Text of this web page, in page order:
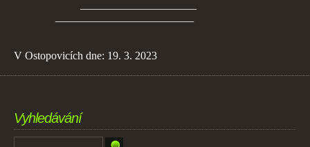
V Ostopovicích dne: 19. 3. 2023
Vyhledávání